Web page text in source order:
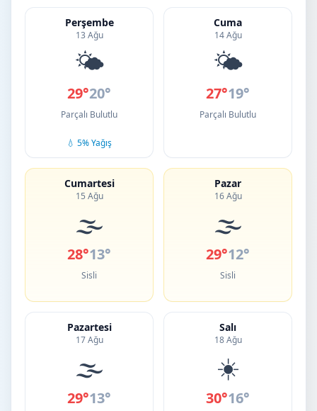
Perşembe
13 Ağu
🌤️
29°20°
Parçalı Bulutlu
💧 5% Yağış
Cuma
14 Ağu
🌤️
27°19°
Parçalı Bulutlu
Cumartesi
15 Ağu
🌫️
28°13°
Sisli
Pazar
16 Ağu
🌫️
29°12°
Sisli
Pazartesi
17 Ağu
🌫️
29°13°
Salı
18 Ağu
☀️
30°16°